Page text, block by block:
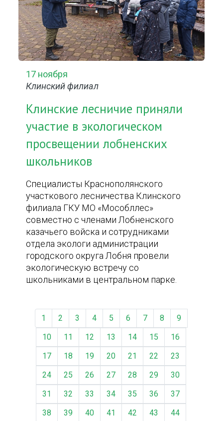
17 ноября
Клинский филиал
Клинские лесничие приняли
участие в экологическом
просвещении лобненских
школьников
Специалисты Краснополянского
участкового лесничества Клинского
филиала ГКУ МО «Мособллес»
совместно с членами Лобненского
казачьего войска и сотрудниками
отдела экологи администрации
городского округа Лобня провели
экологическую встречу со
школьниками в центральном парке.
1 2 3 4 5 6 7 8
9
10
11 12 13 14 15
16
17
18 19 20 21 22
23
24
25 26 27 28 29
30
31
32 33 34 35 36
37
38
39 40 41 42 43
44